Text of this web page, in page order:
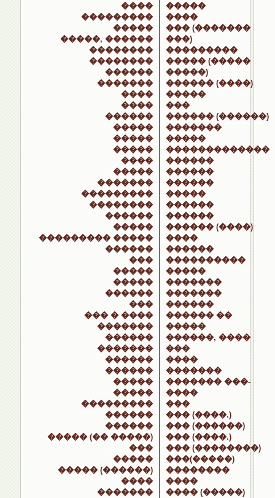
����
���������
�����
�����, ������
��������
��������
������
�������
����
����
������
�����
�����
�����
����
�����
�������
���������
��������
������
�����
��������� �����
������
���
�����
�����
������
���
��� � ����
�������
������
�������
������
������
�����
�����
���������
������
������
����� (�� �����)
���
�����
����� (������)
����
�������
�����
����
��� (�������
���)
���������
����� (�����
�����)
������ (����)
�����
���
������ (������)
�������
�����
�������������
������
������
������
�����
������
������
������ (����)
����
������
����������
�����
�������
�������
������
������ ��
�����
������, ����
���
����
�������
������� ���-
����
���
��� (����.)
��� (������)
��� (����.)
��� (��������)
���(�����)
��������
����
���� (�����)